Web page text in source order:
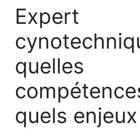
Expert
quelles
quels